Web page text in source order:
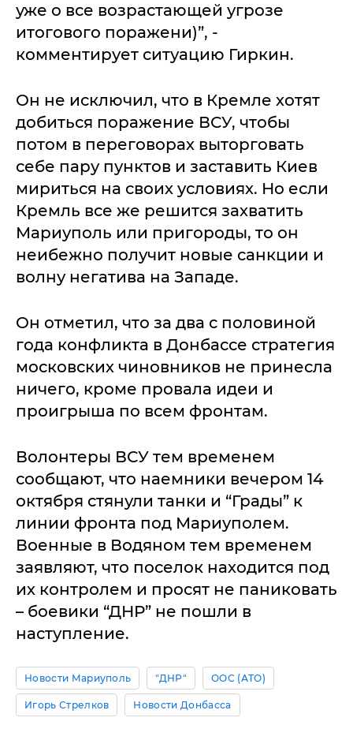
уже о все возрастающей угрозе
итогового поражени)”, -
комментирует ситуацию Гиркин.
Он не исключил, что в Кремле хотят
добиться поражение ВСУ, чтобы
потом в переговорах выторговать
себе пару пунктов и заставить Киев
мириться на своих условиях. Но если
Кремль все же решится захватить
Мариуполь или пригороды, то он
неибежно получит новые санкции и
волну негатива на Западе.
Он отметил, что за два с половиной
года конфликта в Донбассе стратегия
московских чиновников не принесла
ничего, кроме провала идеи и
проигрыша по всем фронтам.
Волонтеры ВСУ тем временем
сообщают, что наемники вечером 14
октября стянули танки и “Грады” к
линии фронта под Мариуполем.
Военные в Водяном тем временем
заявляют, что поселок находится под
их контролем и просят не паниковать
– боевики “ДНР” не пошли в
наступление.
Новости Мариуполь "ДНР" ООС (АТО)
Игорь Стрелков Новости Донбасса